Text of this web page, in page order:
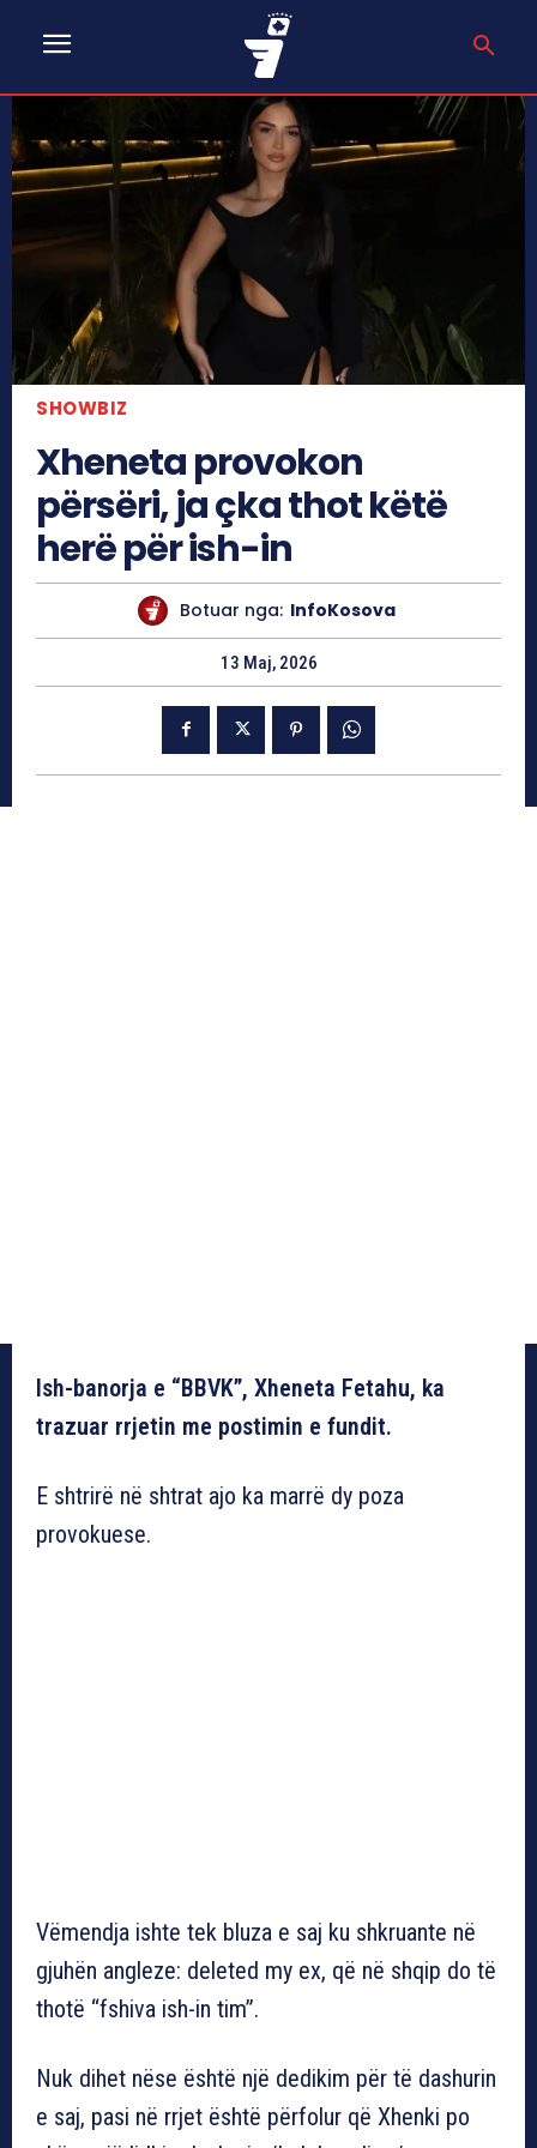
SHOWBIZ
Xheneta provokon
përsëri, ja çka thot këtë
herë për ish-in
Botuar nga: InfoKosova
13 Maj, 2026
Ish-banorja e “BBVK”, Xheneta Fetahu, ka
trazuar rrjetin me postimin e fundit.
E shtrirë në shtrat ajo ka marrë dy poza
provokuese.
Vëmendja ishte tek bluza e saj ku shkruante në
gjuhën angleze: deleted my ex, që në shqip do të
thotë “fshiva ish-in tim”.
Nuk dihet nëse është një dedikim për të dashurin
e saj, pasi në rrjet është përfolur që Xhenki po